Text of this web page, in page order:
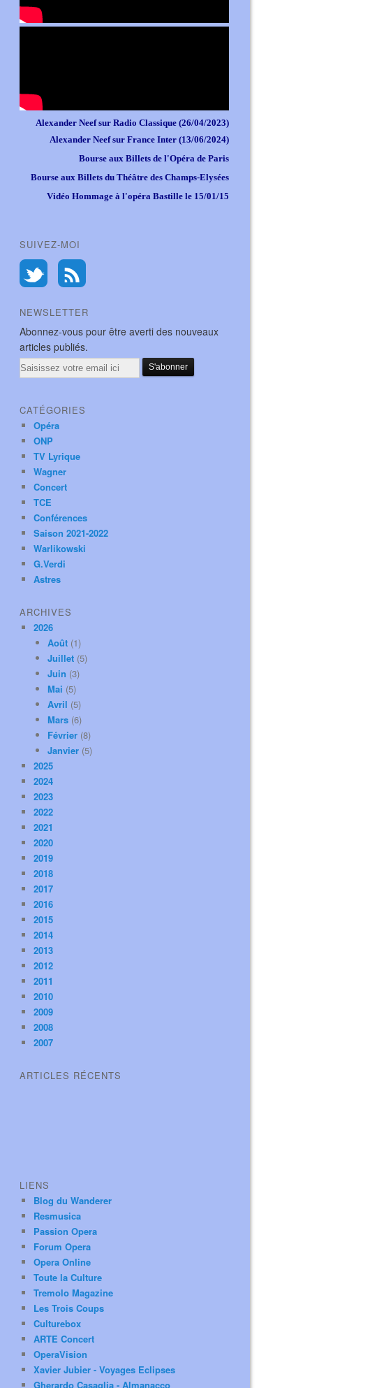
Alexander Neef sur Radio Classique (26/04/2023)
Alexander Neef sur France Inter (13/06/2024)
Bourse aux Billets de l'Opéra de Paris
Bourse aux Billets du Théâtre des Champs-Elysées
Vidéo Hommage à l'opéra Bastille le 15/01/15
SUIVEZ-MOI
NEWSLETTER
Abonnez-vous pour être averti des nouveaux
articles publiés.
Email
CATÉGORIES
Opéra
ONP
TV Lyrique
Wagner
Concert
TCE
Conférences
Saison 2021-2022
Warlikowski
G.Verdi
Astres
ARCHIVES
2026
Août (1)
Juillet (5)
Juin (3)
Mai (5)
Avril (5)
Mars (6)
Février (8)
Janvier (5)
2025
2024
2023
2022
2021
2020
2019
2018
2017
2016
2015
2014
2013
2012
2011
2010
2009
2008
2007
ARTICLES RÉCENTS
LIENS
Blog du Wanderer
Resmusica
Passion Opera
Forum Opera
Opera Online
Toute la Culture
Tremolo Magazine
Les Trois Coups
Culturebox
ARTE Concert
OperaVision
Xavier Jubier - Voyages Eclipses
Gherardo Casaglia - Almanacco